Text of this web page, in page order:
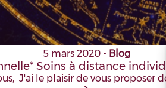
5 mars 2020- Blog
Soins à distance
J'ai le plaisir de vous proposer